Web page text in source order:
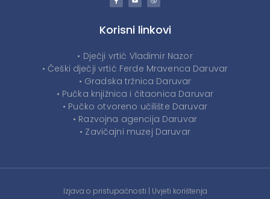
Korisni linkovi
• Dječji vrtić Vladimir Nazor
• Češki dječji vrtić Ferde Mravenca Daruvar
• Gradska tržnica Daruvar
• Pučka knjižnica i čitaonica Daruvar
• Pučko otvoreno učilište Daruvar
• Razvojna agencija Daruvar
• Zavičajni muzej Daruvar
Izjava o pristupačnosti | Uvjeti korištenja